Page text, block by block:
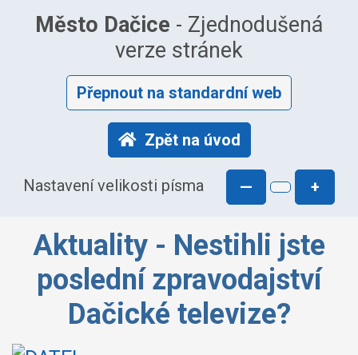
Město Dačice - Zjednodušená
verze stránek
Přepnout na standardní web
Zpět na úvod
Nastavení velikosti písma — +
Aktuality - Nestihli jste
poslední zpravodajství
Dačické televize?